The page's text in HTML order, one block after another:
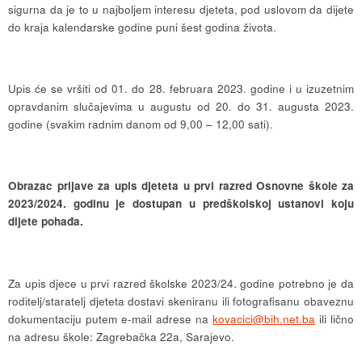
sigurna da je to u najboljem interesu djeteta, pod uslovom da dijete
do kraja kalendarske godine puni šest godina života.
Upis će se vršiti od 01. do 28. februara 2023. godine i u izuzetnim
opravdanim slučajevima u augustu od 20. do 31. augusta 2023.
godine (svakim radnim danom od 9,00 – 12,00 sati).
Obrazac prijave za upis djeteta u prvi razred Osnovne škole za
2023/2024. godinu je dostupan u predškolskoj ustanovi koju
dijete pohađa.
Za upis djece u prvi razred školske 2023/24. godine potrebno je da
roditelj/staratelj djeteta dostavi skeniranu ili fotografisanu obaveznu
dokumentaciju putem e-mail adrese na kovacici@bih.net.ba ili lično
na adresu škole: Zagrebačka 22a, Sarajevo.